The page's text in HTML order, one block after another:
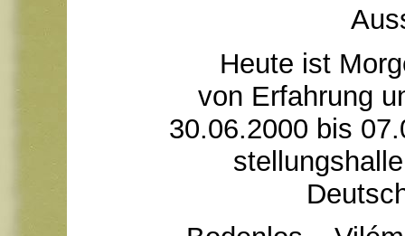
Heute ist
von Erfahrung
30.06.2000 bis